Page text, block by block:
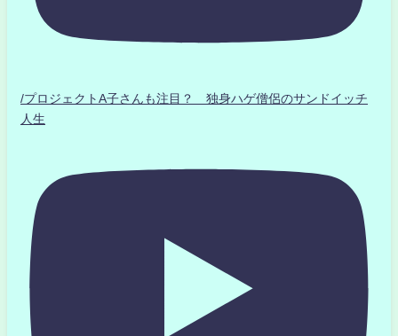
/プロジェクトA子さんも注目？ 独身ハゲ僧侶のサンドイッチ
人生